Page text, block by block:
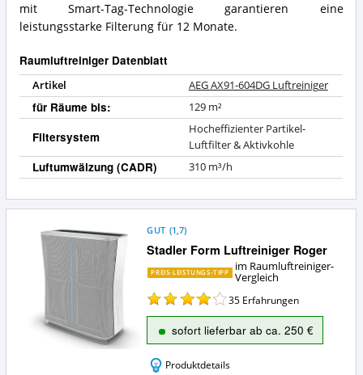
mit Smart-Tag-Technologie garantieren eine
leistungsstarke Filterung für 12 Monate.
Raumluftreiniger Datenblatt
Artikel AEG AX91-604DG Luftreiniger
für Räume bis: 129 m²
Filtersystem
Hocheffizienter Partikel-
Luftfilter & Aktivkohle
Luftumwälzung (CADR) 310 m³/h
Stadler Form Luftreiniger Roger
GUT (1,7)
PREIS-LEISTUNGS-TIPP
im Raumluftreiniger-
Vergleich
35 Erfahrungen
sofort lieferbar ab ca. 250 €
Produktdetails